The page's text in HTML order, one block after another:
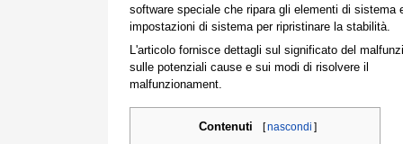
software speciale che ripara gli elementi di sistema
impostazioni di sistema per ripristinare la stabilità.
L'articolo fornisce dettagli sul significato del
sulle potenziali cause e sui modi di risolvere il
malfunzionament.
Contenuti [nascondi ]